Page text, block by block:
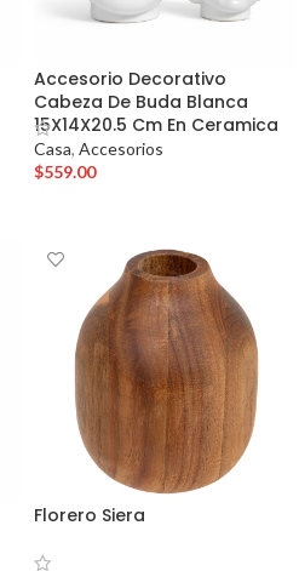
Accesorio Decorativo
Cabeza De Buda Blanca
15X14X20.5 Cm En Ceramica
Casa, Accesorios
$559.00
Florero Siera